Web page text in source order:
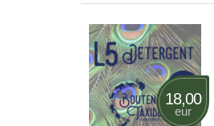
18,00
eur